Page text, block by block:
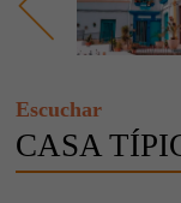
Escuchar
CASA